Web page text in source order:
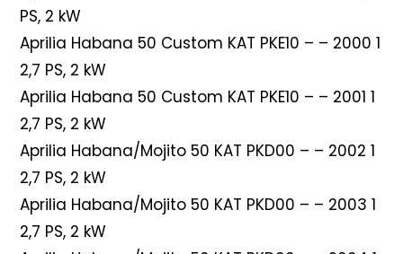
PS, 2 kW
Aprilia Habana 50 Custom KAT PKE10 – – 2000 1
2,7 PS, 2 kW
Aprilia Habana 50 Custom KAT PKE10 – – 2001 1
2,7 PS, 2 kW
Aprilia Habana/Mojito 50 KAT PKD00 – – 2002 1
2,7 PS, 2 kW
Aprilia Habana/Mojito 50 KAT PKD00 – – 2003 1
2,7 PS, 2 kW